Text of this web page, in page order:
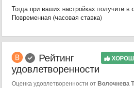
Тогда при ваших настройках получите в
Повременная (часовая ставка)
Рейтинг
удовлетворенности
Оценка удовлетворенности отВолочнева